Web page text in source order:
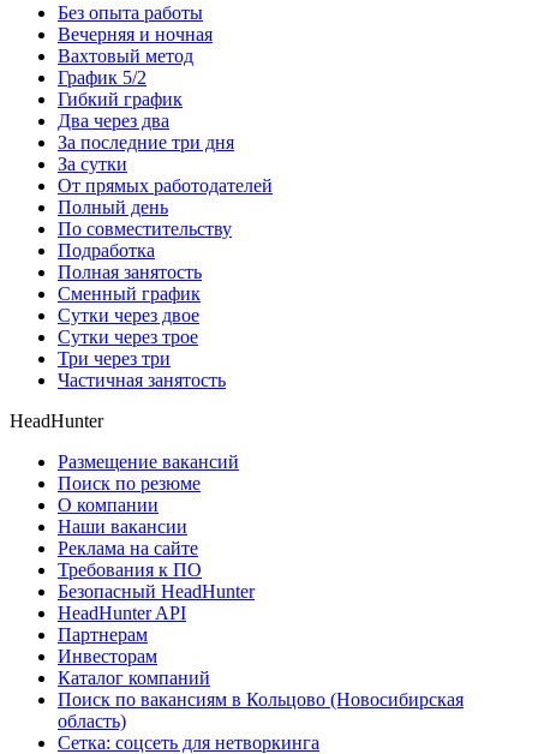
Без опыта работы
Вечерняя и ночная
Вахтовый метод
График 5/2
Гибкий график
Два через два
За последние три дня
За сутки
От прямых работодателей
Полный день
По совместительству
Подработка
Полная занятость
Сменный график
Сутки через двое
Сутки через трое
Три через три
Частичная занятость
HeadHunter
Размещение вакансий
Поиск по резюме
О компании
Наши вакансии
Реклама на сайте
Требования к ПО
Безопасный HeadHunter
HeadHunter API
Партнерам
Инвесторам
Каталог компаний
Поиск по вакансиям в Кольцово (Новосибирская
область)
Сетка: соцсеть для нетворкинга